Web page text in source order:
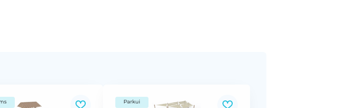
Parkui